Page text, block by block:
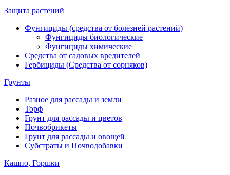
Защита растений
Фунгициды (средства от болезней растений)
Фунгициды биологические
Фунгициды химические
Средства от садовых вредителей
Гербициды (Средства от сорняков)
Грунты
Разное для рассады и земли
Торф
Грунт для рассады и цветов
Почвобрикеты
Грунт для рассады и овощей
Субстраты и Почводобавки
Кашпо, Горшки